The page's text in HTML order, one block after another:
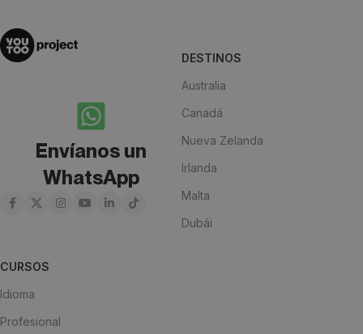
¡Anímate y escríbenos!
Envíanos un
WhatsApp
DESTINOS
Australia
Canadá
Nueva Zelanda
Irlanda
Malta
Dubái
CURSOS
Idioma
Profesional